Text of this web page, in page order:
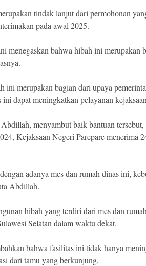
tindak lanjut dari permohonan
pada awal 2025.
menegaskan bahwa hibah ini merupakan
ini merupakan bagian dari upaya
ini dapat meningkatkan pelayanan
menyambut baik bantuan
Kejaksaan Negeri Parepare menerima
adanya mes dan rumah dinas ini,
Abdillah.
hibah yang terdiri dari mes dan
Selatan dalam waktu dekat.
bahwa fasilitas ini tidak hanya
dari tamu yang berkunjung.